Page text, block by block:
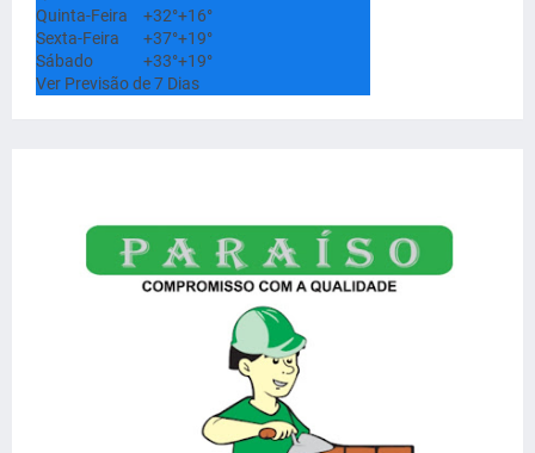
Quinta-Feira
+32°+16°
Sexta-Feira
+37°+19°
Sábado
+33°+19°
Ver Previsão de 7 Dias